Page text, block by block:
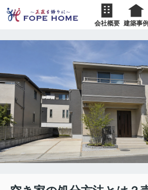
会社概要 建築事例